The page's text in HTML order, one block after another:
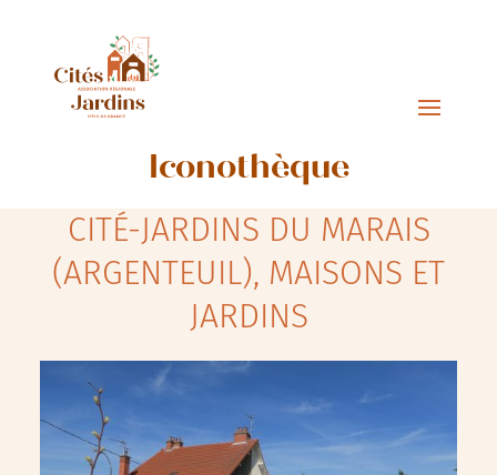
Iconothèque
CITÉ-JARDINS DU MARAIS
(ARGENTEUIL), MAISONS ET
JARDINS